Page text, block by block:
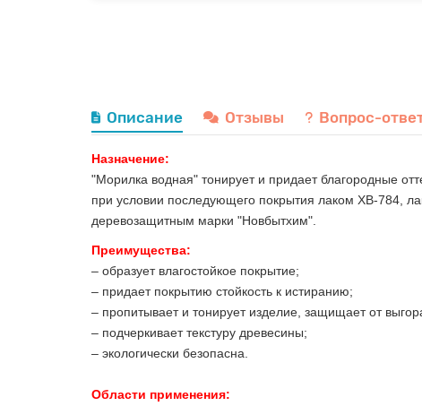
Описание Отзывы Вопрос-
Назначение:
"Морилка водная" тонирует и придает благородные
при условии последующего покрытия лаком ХВ-784,
деревозащитным марки "Новбытхим".
Преимущества:
– образует влагостойкое покрытие;
– придает покрытию стойкость к истиранию;
– пропитывает и тонирует изделие, защищает от
– подчеркивает текстуру древесины;
– экологически безопасна.
Области применения: